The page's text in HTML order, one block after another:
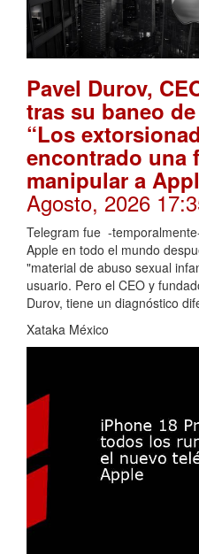
Pavel Durov,
tras su baneo
“Los
encontrado una
manipular a
Agosto, 2026
Telegram fue -
Apple en todo el mundo
"material de abuso sexual
usuario. Pero el CEO y
Durov, tiene un diagnóstico
Xataka México